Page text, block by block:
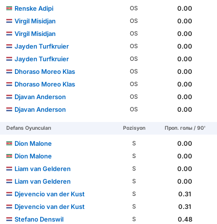
Renske Adipi
OS
0.00
Virgil Misidjan
OS
0.00
Virgil Misidjan
OS
0.00
Jayden Turfkruier
OS
0.00
Jayden Turfkruier
OS
0.00
Dhoraso Moreo Klas
OS
0.00
Dhoraso Moreo Klas
OS
0.00
Djavan Anderson
OS
0.00
Djavan Anderson
OS 0.00
Defans Oyuncuları Pozisyon Проп. голы / 90'
Dion Malone S
0.00
Dion Malone
S
0.00
Liam van Gelderen
S
0.00
Liam van Gelderen
S
0.00
Djevencio van der Kust
S
0.31
Djevencio van der Kust
S
0.31
Stefano Denswil
S
0.48